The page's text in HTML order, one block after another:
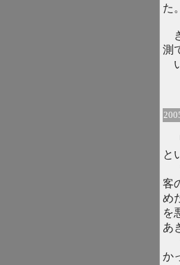
た
測
と
客
め
を
あ
か